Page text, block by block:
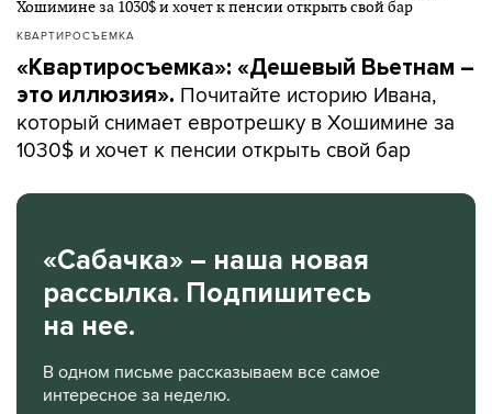
КВАРТИРОСЪЕМКА
«Квартиросъемка»: «Дешевый Вьетнам –
это иллюзия». Почитайте историю Ивана,
который снимает евротрешку в Хошимине за
1030$ и хочет к пенсии открыть свой бар
«Сабачка» – наша новая
рассылка. Подпишитесь
на нее.
В одном письме рассказываем все самое
интересное за неделю.